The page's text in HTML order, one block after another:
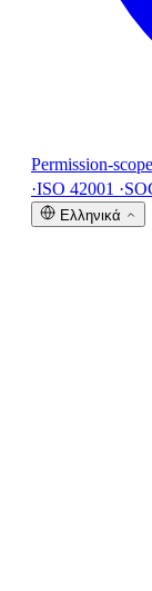
Permission-
·ISO 42001 ·
Ελληνικά